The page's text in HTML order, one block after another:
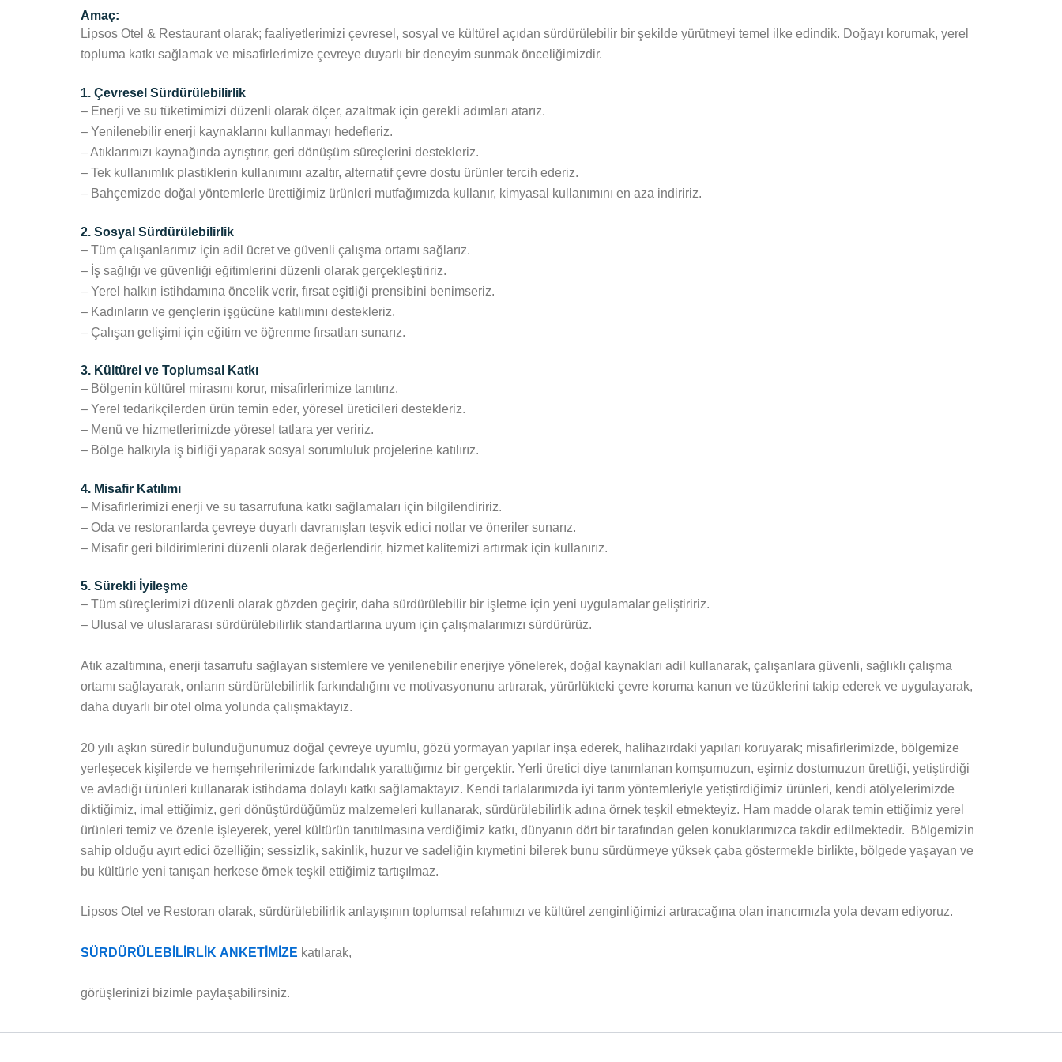
Amaç:
Lipsos Otel & Restaurant olarak; faaliyetlerimizi çevresel, sosyal ve kültürel açıdan sürdürülebilir bir şekilde yürütmeyi temel ilke edindik. Doğayı korumak, yerel
topluma katkı sağlamak ve misafirlerimize çevreye duyarlı bir deneyim sunmak önceliğimizdir.
1. Çevresel Sürdürülebilirlik
– Enerji ve su tüketimimizi düzenli olarak ölçer, azaltmak için gerekli adımları atarız.
– Yenilenebilir enerji kaynaklarını kullanmayı hedefleriz.
– Atıklarımızı kaynağında ayrıştırır, geri dönüşüm süreçlerini destekleriz.
– Tek kullanımlık plastiklerin kullanımını azaltır, alternatif çevre dostu ürünler tercih ederiz.
– Bahçemizde doğal yöntemlerle ürettiğimiz ürünleri mutfağımızda kullanır, kimyasal kullanımını en aza indiririz.
2. Sosyal Sürdürülebilirlik
– Tüm çalışanlarımız için adil ücret ve güvenli çalışma ortamı sağlarız.
– İş sağlığı ve güvenliği eğitimlerini düzenli olarak gerçekleştiririz.
– Yerel halkın istihdamına öncelik verir, fırsat eşitliği prensibini benimseriz.
– Kadınların ve gençlerin işgücüne katılımını destekleriz.
– Çalışan gelişimi için eğitim ve öğrenme fırsatları sunarız.
3. Kültürel ve Toplumsal Katkı
– Bölgenin kültürel mirasını korur, misafirlerimize tanıtırız.
– Yerel tedarikçilerden ürün temin eder, yöresel üreticileri destekleriz.
– Menü ve hizmetlerimizde yöresel tatlara yer veririz.
– Bölge halkıyla iş birliği yaparak sosyal sorumluluk projelerine katılırız.
4. Misafir Katılımı
– Misafirlerimizi enerji ve su tasarrufuna katkı sağlamaları için bilgilendiririz.
– Oda ve restoranlarda çevreye duyarlı davranışları teşvik edici notlar ve öneriler sunarız.
– Misafir geri bildirimlerini düzenli olarak değerlendirir, hizmet kalitemizi artırmak için kullanırız.
5. Sürekli İyileşme
– Tüm süreçlerimizi düzenli olarak gözden geçirir, daha sürdürülebilir bir işletme için yeni uygulamalar geliştiririz.
– Ulusal ve uluslararası sürdürülebilirlik standartlarına uyum için çalışmalarımızı sürdürürüz.
Atık azaltımına, enerji tasarrufu sağlayan sistemlere ve yenilenebilir enerjiye yönelerek, doğal kaynakları adil kullanarak, çalışanlara güvenli, sağlıklı çalışma
ortamı sağlayarak, onların sürdürülebilirlik farkındalığını ve motivasyonunu artırarak, yürürlükteki çevre koruma kanun ve tüzüklerini takip ederek ve uygulayarak,
daha duyarlı bir otel olma yolunda çalışmaktayız.
20 yılı aşkın süredir bulunduğunumuz doğal çevreye uyumlu, gözü yormayan yapılar inşa ederek, halihazırdaki yapıları koruyarak; misafirlerimizde, bölgemize
yerleşecek kişilerde ve hemşehrilerimizde farkındalık yarattığımız bir gerçektir. Yerli üretici diye tanımlanan komşumuzun, eşimiz dostumuzun ürettiği, yetiştirdiği
ve avladığı ürünleri kullanarak istihdama dolaylı katkı sağlamaktayız. Kendi tarlalarımızda iyi tarım yöntemleriyle yetiştirdiğimiz ürünleri, kendi atölyelerimizde
diktiğimiz, imal ettiğimiz, geri dönüştürdüğümüz malzemeleri kullanarak, sürdürülebilirlik adına örnek teşkil etmekteyiz. Ham madde olarak temin ettiğimiz yerel
ürünleri temiz ve özenle işleyerek, yerel kültürün tanıtılmasına verdiğimiz katkı, dünyanın dört bir tarafından gelen konuklarımızca takdir edilmektedir. Bölgemizin
sahip olduğu ayırt edici özelliğin; sessizlik, sakinlik, huzur ve sadeliğin kıymetini bilerek bunu sürdürmeye yüksek çaba göstermekle birlikte, bölgede yaşayan ve
bu kültürle yeni tanışan herkese örnek teşkil ettiğimiz tartışılmaz.
Lipsos Otel ve Restoran olarak, sürdürülebilirlik anlayışının toplumsal refahımızı ve kültürel zenginliğimizi artıracağına olan inancımızla yola devam ediyoruz.
SÜRDÜRÜLEBİLİRLİK ANKETİMİZE katılarak,
görüşlerinizi bizimle paylaşabilirsiniz.